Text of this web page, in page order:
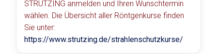
STRUTZING anmelden und Ihren Wunschtermin
wählen. Die Übersicht aller Röntgenkurse finden
Sie unter:
https://www.strutzing.de/strahlenschutzkurse/